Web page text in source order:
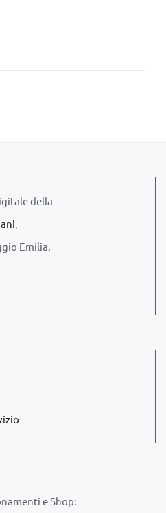
della
,
Emilia.
e Shop: